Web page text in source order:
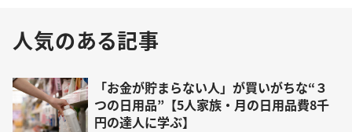
人気のある記事
「お金が貯まらない人」が買いがちな“３
つの日用品”【5人家族・月の日用品費8千
円の達人に学ぶ】